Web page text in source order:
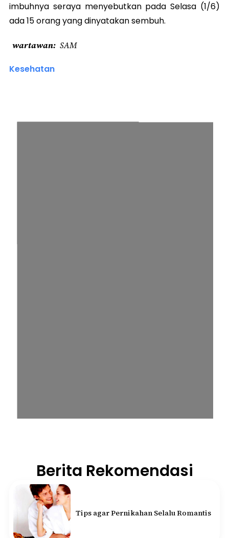
imbuhnya seraya menyebutkan pada Selasa (1/6)
ada 15 orang yang dinyatakan sembuh.
wartawan SAM
Kesehatan
Berita Rekomendasi
Tips agar Pernikahan Selalu Romantis